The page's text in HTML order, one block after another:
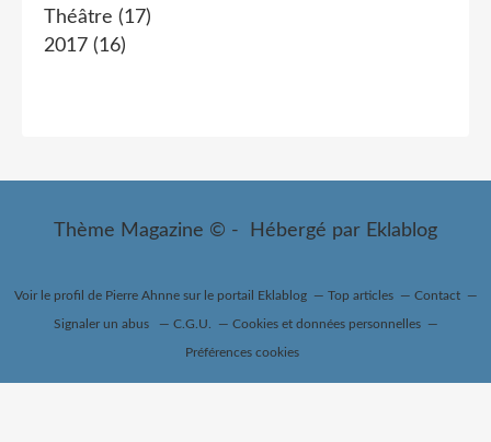
Théâtre (17)
2017 (16)
Thème Magazine © - Hébergé par Eklablog
Voir le profil de Pierre Ahnnesur le portail Eklablog Top articles Contact
Signaler un abus C.G.U. Cookies et données personnelles
Préférences cookies